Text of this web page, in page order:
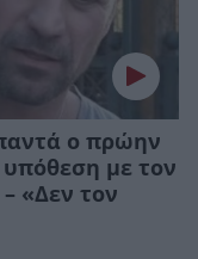
ο πρώην
με τον
«Δεν τον